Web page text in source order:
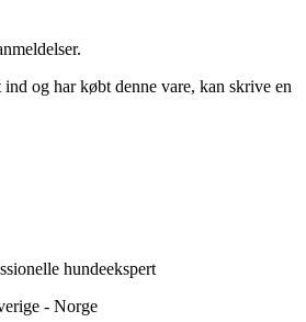
og har købt denne vare, kan skrive en
hundeekspert
- Norge